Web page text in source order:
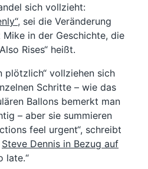
sich vollzieht:
, sei die Veränderung
in der Geschichte, die
Rises“ heißt.
plötzlich“ vollziehen sich
Schritte – wie das
Ballons bemerkt man
– aber sie summieren
feel urgent“, schreibt
Steve Dennis in Bezug auf
late.“